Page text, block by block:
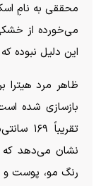
محققی به نامِ
می‌خورده از خشکی
این دلیل نبوده
بازسازی شده
تقریباً